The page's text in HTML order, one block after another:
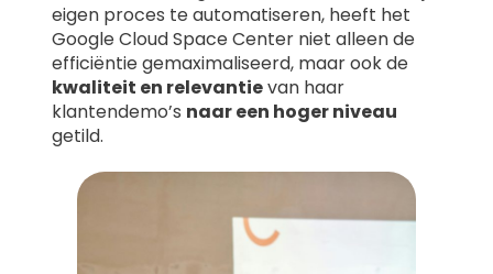
eigen proces te automatiseren, heeft het
Google Cloud Space Center niet alleen de
efficiëntie gemaximaliseerd, maar ook de
kwaliteit en relevantievan haar
klantendemo’s naar een hoger niveau
getild.